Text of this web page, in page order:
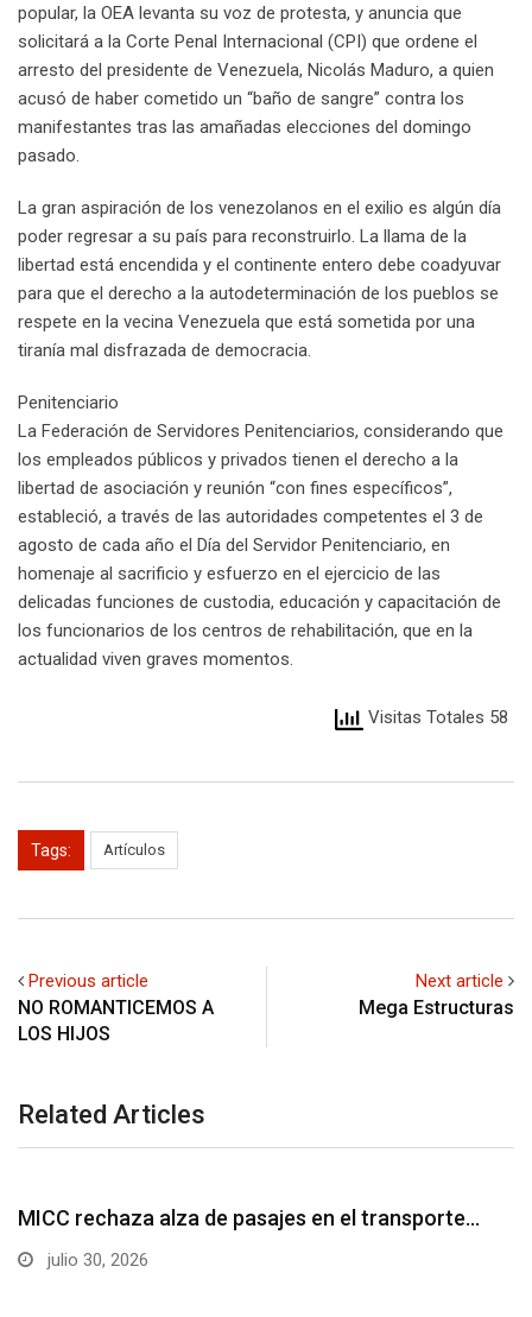
popular, la OEA levanta su voz de protesta, y anuncia que
solicitará a la Corte Penal Internacional (CPI) que ordene el
arresto del presidente de Venezuela, Nicolás Maduro, a quien
acusó de haber cometido un “baño de sangre” contra los
manifestantes tras las amañadas elecciones del domingo
pasado.
La gran aspiración de los venezolanos en el exilio es algún día
poder regresar a su país para reconstruirlo. La llama de la
libertad está encendida y el continente entero debe coadyuvar
para que el derecho a la autodeterminación de los pueblos se
respete en la vecina Venezuela que está sometida por una
tiranía mal disfrazada de democracia.
Penitenciario
La Federación de Servidores Penitenciarios, considerando que
los empleados públicos y privados tienen el derecho a la
libertad de asociación y reunión “con fines específicos”,
estableció, a través de las autoridades competentes el 3 de
agosto de cada año el Día del Servidor Penitenciario, en
homenaje al sacrificio y esfuerzo en el ejercicio de las
delicadas funciones de custodia, educación y capacitación de
los funcionarios de los centros de rehabilitación, que en la
actualidad viven graves momentos.
Visitas Totales 58
Tags: Artículos
Previous article
NO ROMANTICEMOS A
LOS HIJOS
Next article
Mega Estructuras
Related Articles
UNCATEGORIZED